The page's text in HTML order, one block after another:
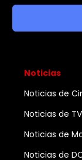
Noticias
Noticias de
Noticias de TV
Noticias de
Noticias de